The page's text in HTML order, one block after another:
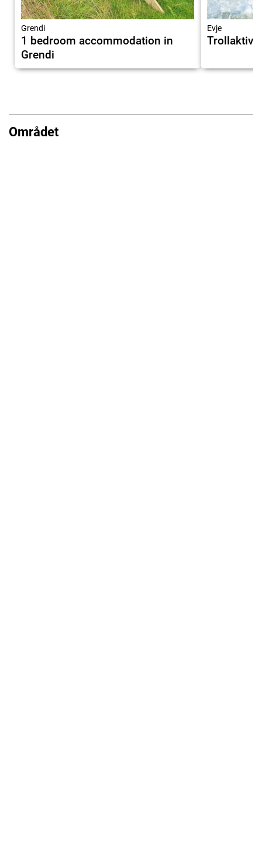
Grendi
1 bedroom accommodation in
Grendi
Evje
Trollaktiv
Området